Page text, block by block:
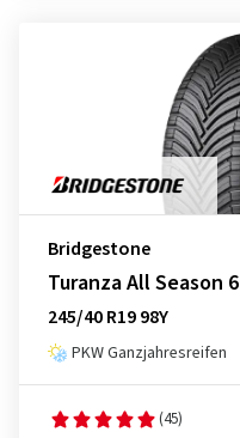
Bridgestone
Turanza All Season 6
245/40 R19 98Y
PKW Ganzjahresreifen
(45)